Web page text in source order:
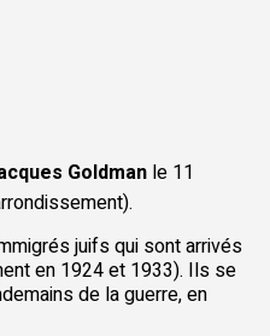
Goldmanle 11
juifs qui sont arrivés
en 1924 et 1933). Ils se
de la guerre, en